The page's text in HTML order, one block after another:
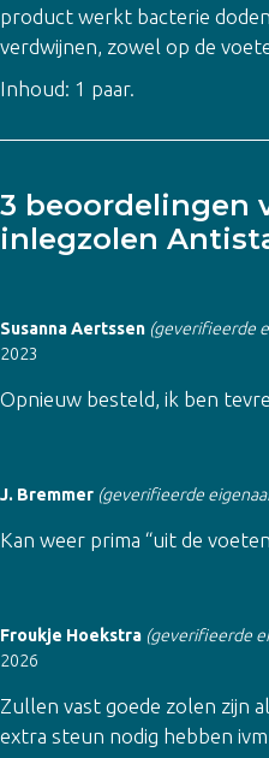
product werkt bacterie
verdwijnen, zowel op de
Inhoud: 1 paar.
3 beoordelingen
inlegzolen
Susanna Aertssen (geverifieerde
2023
Opnieuw besteld, ik ben
J. Bremmer (geverifieerde
Kan weer prima “uit de
Froukje Hoekstra (geverifieerde
2026
Zullen vast goede zolen zijn
extra steun nodig hebben